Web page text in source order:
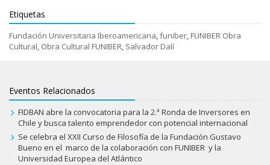
Etiquetas
Fundación Universitaria Iberoamericana,funiber, FUNIBER Obra
Cultural, Obra Cultural FUNIBER, Salvador Dalí
Eventos Relacionados
FIDBAN abre la convocatoria para la 2.ª Ronda de Inversores en
Chile y busca talento emprendedor con potencial internacional
Se celebra el XXII Curso de Filosofía de la Fundación Gustavo
Bueno en el marco de la colaboración con FUNIBER y la
Universidad Europea del Atlántico